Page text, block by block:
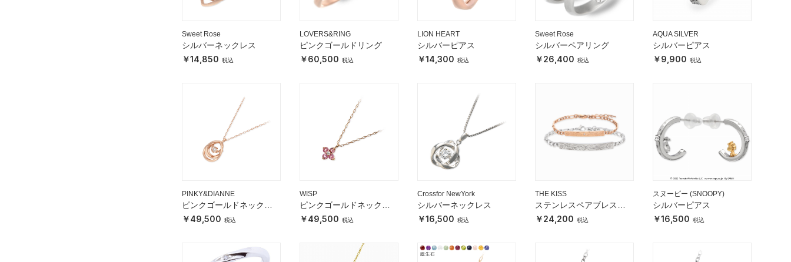
Sweet Rose
シルバーネックレス
14,850
LOVERS&RING
ピンクゴールドリング
60,500
LION HEART
シルバーピアス
14,300
Sweet Rose
シルバーペアリング
26,400
AQUA SILVER
シルバーピアス
9,900
PINKY&DIANNE
ピンクゴールドネックレ
ス49,500
WISP
ピンクゴールドネックレ
ス49,500
Crossfor NewYork
シルバーネックレス
16,500
THE KISS
ステンレスペアブレスレ
ット24,200
スヌーピー (SNOOPY)
シルバーピアス
16,500